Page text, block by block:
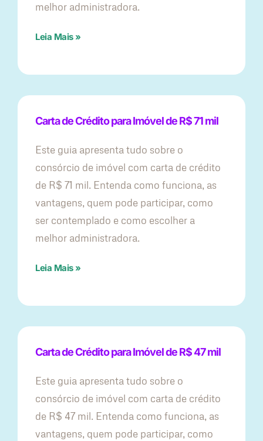
melhor administradora.
Leia Mais »
Carta de Crédito para Imóvel de R$ 71 mil
Este guia apresenta tudo sobre o
consórcio de imóvel com carta de crédito
de R$ 71 mil. Entenda como funciona, as
vantagens, quem pode participar, como
ser contemplado e como escolher a
melhor administradora.
Leia Mais »
Carta de Crédito para Imóvel de R$ 47 mil
Este guia apresenta tudo sobre o
consórcio de imóvel com carta de crédito
de R$ 47 mil. Entenda como funciona, as
vantagens, quem pode participar, como